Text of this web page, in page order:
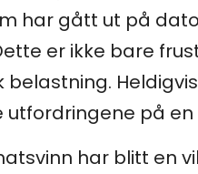
har gått ut på
er ikke bare
belastning.
utfordringene på
har blitt en